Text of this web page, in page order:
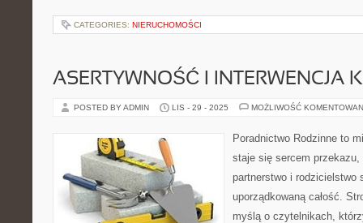
CATEGORIES: NIERUCHOMOŚCI
ASERTYWNOŚĆ I INTERWENCJA
POSTED BY ADMIN LIS - 29 - 2025 MOŻLIWOŚĆ
Poradnictwo Rodzinne to
staje się sercem
partnerstwo i rodzicielstwo
uporządkowaną całość.
myślą o czytelnikach,